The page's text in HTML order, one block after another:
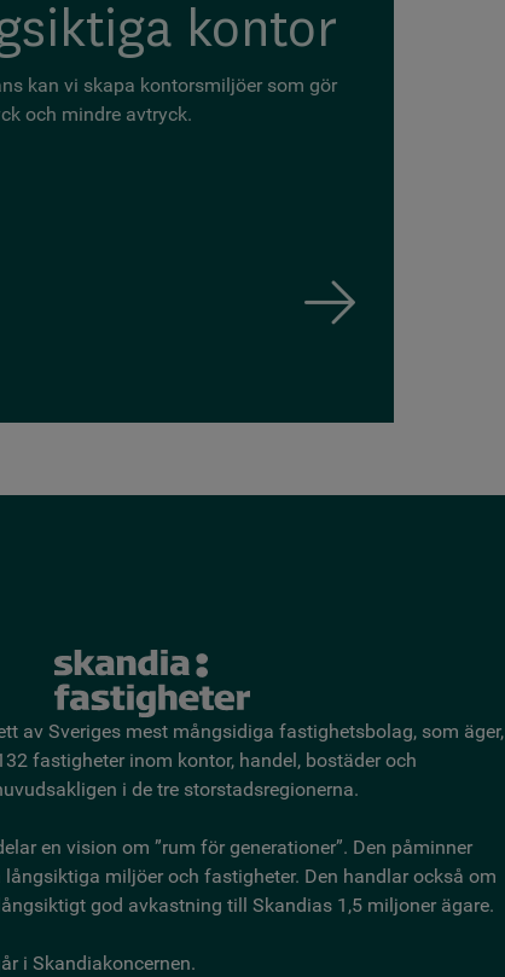
kontor
kan vi skapa kontorsmiljöer som gör
och mindre avtryck.
av Sveriges mest mångsidiga fastighetsbo­lag, som äger,
fastigheter inom kontor, handel, bostäder och
i de tre storstadsregionerna.
en vision om ”rum för generationer”. Den påminner
miljöer och fastigheter. Den handlar också om
god avkastning till Skandias 1,5 miljoner ägare.
i Skandiakoncernen.